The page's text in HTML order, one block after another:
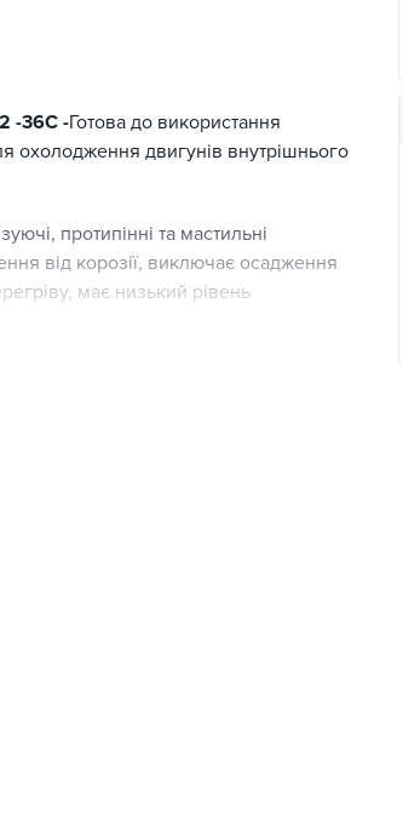
-36C -Готова до використання
охолодження двигунів внутрішнього
протипінні та мастильні
від корозії, виключає осадження
має низький рівень